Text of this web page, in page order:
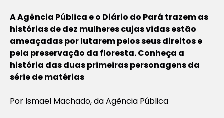
A Agência Pública e o Diário do Pará trazem as
histórias de dez mulheres cujas vidas estão
ameaçadas por lutarem pelos seus direitos e
pela preservação da floresta. Conheça a
história das duas primeiras personagens da
série de matérias
Por Ismael Machado, da Agência Pública